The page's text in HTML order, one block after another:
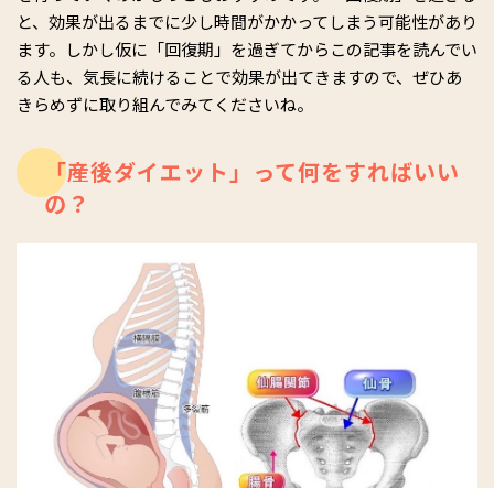
と、効果が出るまでに少し時間がかかってしまう可能性があり
ます。しかし仮に「回復期」を過ぎてからこの記事を読んでい
る人も、気長に続けることで効果が出てきますので、ぜひあ
きらめずに取り組んでみてくださいね。
「産後ダイエット」って何をすればいい
の？